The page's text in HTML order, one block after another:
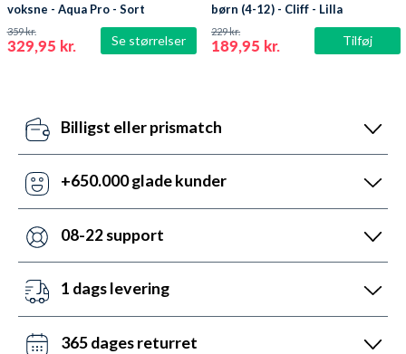
Se størrelser
voksne - Aqua Pro - Sort
329,95 kr.
359 kr.
Tilføj
børn (4-12) - Cliff - Lilla
189,95 kr.
229 kr.
Billigst eller prismatch
Vores pris-robotter opdaterer dagligt alle vores
priser ift. konkurrenterne. Misser de, så udnyt vores
+650.000 glade kunder
Med +6 år i markedet, så har vi hjulpet flere end
nogen andre med udstyr til vandsport. Heldigvis kan
08-22 support
Vi er sat i verden for at hjælpe. Derfor er vores
kundeservice åben mandag til fredag fra 08 til 22.
1 dags levering
Det kan du opnå ved bestilling før kl. 22:00 alle ugens
dage - også i weekenden. Vi sender med DAO, Bring
365 dages returret